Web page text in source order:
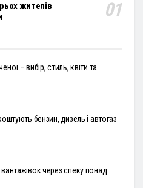
жителів
– вибір, стиль, квіти та
бензин, дизель і автогаз
через спеку понад